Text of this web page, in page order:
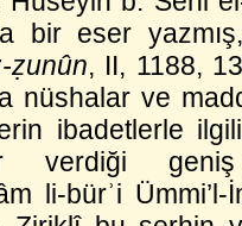
bir eser
ẓunûn, II, 1188,
nüshalar ve
ibadetlerle ilgili
verdiği
li-bürʾi Ümmi’l-